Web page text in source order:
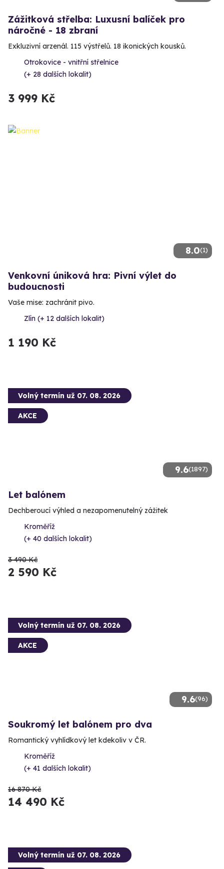
Zážitková střelba: Luxusní balíček pro
náročné - 18 zbraní
Exkluzivní arzenál. 115 výstřelů. 18 ikonických kousků.
Otrokovice - vnitřní střelnice
(+ 28 dalších lokalit)
3 999 Kč
8.0(1)
Venkovní úniková hra: Pivní výlet do
budoucnosti
Vaše mise: zachránit pivo.
Zlín (+ 12 dalších lokalit)
1 190 Kč
9.6(1897)
Volný termín už 07. 08. 2026
AKCE
Let balónem
Dechberoucí výhled a nezapomenutelný zážitek
Kroměříž
(+ 40 dalších lokalit)
3 490 Kč
2 590 Kč
9.6(96)
Volný termín už 07. 08. 2026
AKCE
Soukromý let balónem pro dva
Romantický vyhlídkový let kdekoliv v ČR.
Kroměříž
(+ 41 dalších lokalit)
16 870 Kč
14 490 Kč
Volný termín už 07. 08. 2026